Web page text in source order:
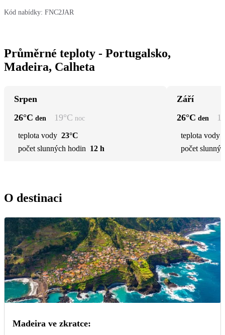
Kód nabídky: FNC2JAR
Průměrné teploty - Portugalsko,
Madeira, Calheta
Srpen
26°C den 19°C noc
teplota vody 23°C
počet slunných hodin 12 h
Září
26°C den
teplota vody
počet
O destinaci
Madeira ve zkratce: